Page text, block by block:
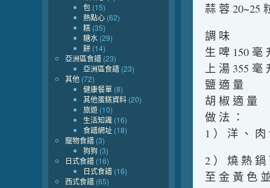
蒜 蓉 20~25
調 味
生 啤 150 毫
上 湯 355 毫
鹽 適 量
胡 椒 適 量
做 法 ：
1 ） 洋 、
2 ） 燒 熱 鍋
至 金 黃 色
包 (15)
熱點心 (62)
糕 (35)
糖水 (29)
餅 (14)
亞洲區食譜 (23)
亞洲區食譜 (23)
其他 (72)
健康餐單 (8)
其他蛋糕資料 (20)
旅遊 (10)
生活知識 (16)
食譜網址 (18)
寵物食譜 (3)
狗狗 (3)
日式食譜 (16)
日式食譜 (16)
西式食譜 (65)